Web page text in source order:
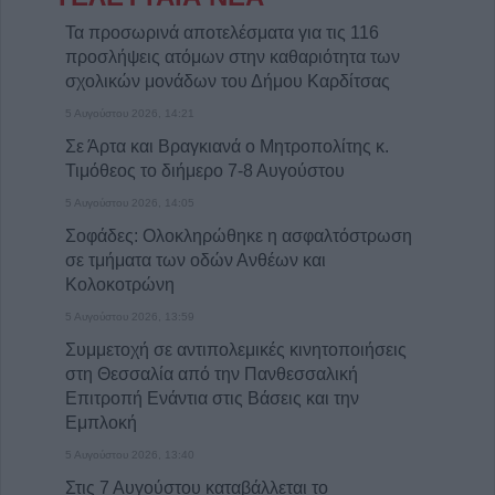
Τα προσωρινά αποτελέσματα για τις 116
προσλήψεις ατόμων στην καθαριότητα των
σχολικών μονάδων του Δήμου Καρδίτσας
5 Αυγούστου 2026, 14:21
Σε Άρτα και Βραγκιανά ο Μητροπολίτης κ.
Τιμόθεος το διήμερο 7-8 Αυγούστου
5 Αυγούστου 2026, 14:05
Σοφάδες: Ολοκληρώθηκε η ασφαλτόστρωση
σε τμήματα των οδών Ανθέων και
Κολοκοτρώνη
5 Αυγούστου 2026, 13:59
Συμμετοχή σε αντιπολεμικές κινητοποιήσεις
στη Θεσσαλία από την Πανθεσσαλική
Επιτροπή Ενάντια στις Βάσεις και την
Εμπλοκή
5 Αυγούστου 2026, 13:40
Στις 7 Αυγούστου καταβάλλεται το